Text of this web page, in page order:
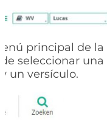
principal de
seleccionar
un versículo.